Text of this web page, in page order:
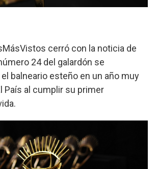
cerró con la noticia de
24 del galardón se
balneario esteño en un año muy
País al cumplir su primer